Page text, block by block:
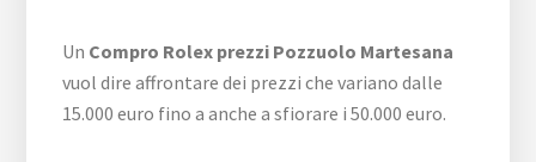
Un Compro Rolex prezzi Pozzuolo Martesana
vuol dire affrontare dei prezzi che variano dalle
15.000 euro fino a anche a sfiorare i 50.000 euro.